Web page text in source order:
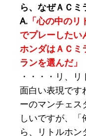
ら、なぜＡＣミ
A. 「心の中の
でプレーしたい
ホンダはＡＣミ
ランを選んだ」
・・・・リ、
面白い表現です
ーのマンチェス
しいですが、
ら、リトルホ